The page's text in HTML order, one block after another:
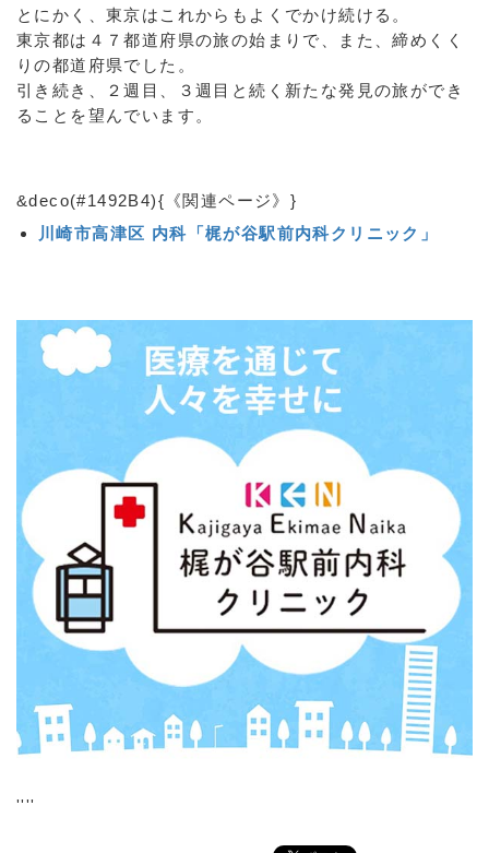
とにかく、東京はこれからもよくでかけ続ける。
東京都は４７都道府県の旅の始まりで、また、締めくく
りの都道府県でした。
引き続き、２週目、３週目と続く新たな発見の旅ができ
ることを望んでいます。
&deco(#1492B4){《関連ページ》}
川崎市高津区 内科「梶が谷駅前内科クリニック」
''''